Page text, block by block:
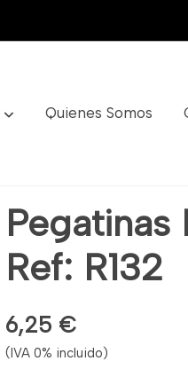
Quienes Somos
Pegatinas
Ref: R132
6,25 €
(IVA 0% incluido)